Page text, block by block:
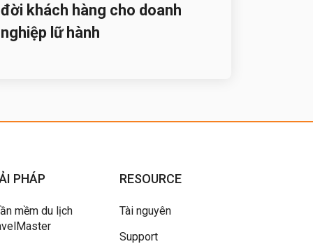
đời khách hàng cho doanh
nghiệp lữ hành
PHÁP
mềm du lịch
RESOURCE
Tài nguyên
Support